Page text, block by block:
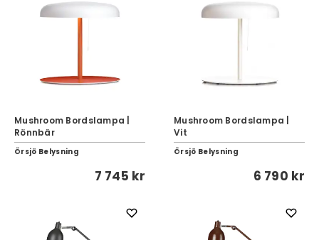
Mushroom Bordslampa |
Rönnbär
Örsjö Belysning
7 745 kr
Mushroom Bordslampa |
Vit
Örsjö Belysning
6 790 kr